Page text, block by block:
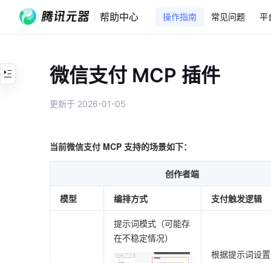
帮助中心 操作指南 常见问题 平
微信支付 MCP 插件
更新于 2026-01-05
当前微信支付 MCP 支持的场景如下：
创作者端
模型 编排方式 支付触发逻辑
提示词模式（可能存
在不稳定情况）
根据提示词设